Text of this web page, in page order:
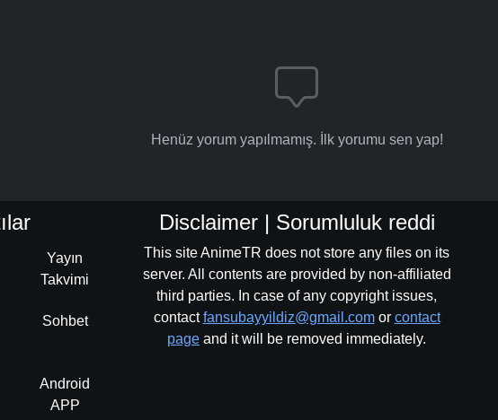
Henüz yorum yapılmamış. İlk yorumu sen yap!
Yayın
Takvimi
Sohbet
Android
APP
Disclaimer | Sorumluluk reddi
This site AnimeTR does not store any files on its
server. All contents are provided by non-affiliated
third parties. In case of any copyright issues,
contactfansubayyildiz@gmail.comor contact
page and it will be removed immediately.